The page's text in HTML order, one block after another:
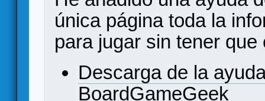
única página toda la
para jugar sin tener
Descarga de la
BoardGameGeek